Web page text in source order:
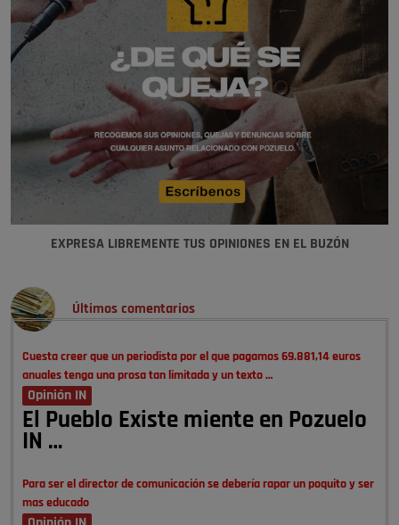
EXPRESA LIBREMENTE TUS OPINIONES EN EL BUZÓN
Últimos comentarios
Cuesta creer que un periodista por el que pagamos 69.881,14 euros
anuales tenga una prosa tan limitada y un texto …
Opinión IN
El Pueblo Existe miente en Pozuelo
IN …
Para ser el director de comunicación se debería rapar un poquito y ser
mas educado